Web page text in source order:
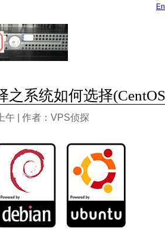
之系统如何选择
午 | 作者：VPS侦探